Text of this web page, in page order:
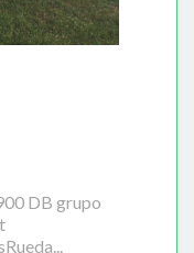
DB grupo